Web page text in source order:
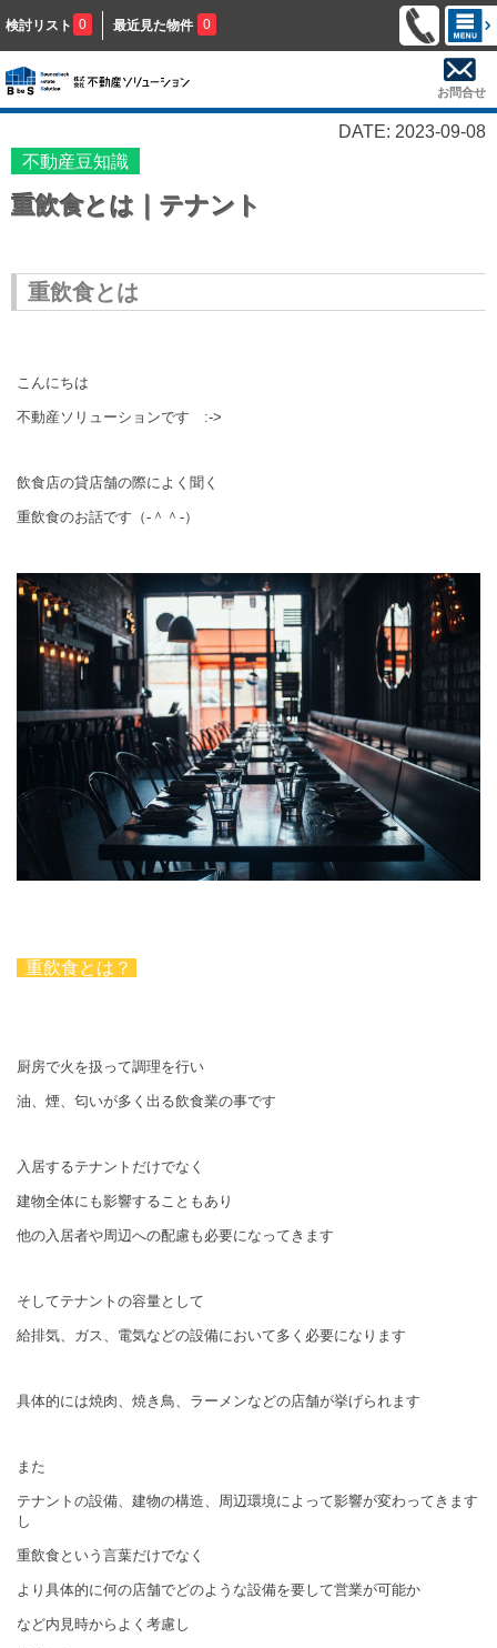
検討リスト 0 最近見た物件 0
お問合せ
DATE: 2023-09-08
不動産豆知識
重飲食とは｜テナント
重飲食とは
こんにちは
不動産ソリューションです :->
飲食店の貸店舗の際によく聞く
重飲食のお話です（‐＾＾‐）
重飲食とは？
厨房で火を扱って調理を行い
油、煙、匂いが多く出る飲食業の事です
入居するテナントだけでなく
建物全体にも影響することもあり
他の入居者や周辺への配慮も必要になってきます
そしてテナントの容量として
給排気、ガス、電気などの設備において多く必要になります
具体的には焼肉、焼き鳥、ラーメンなどの店舗が挙げられます
また
テナントの設備、建物の構造、周辺環境によって影響が変わってきます
し
重飲食という言葉だけでなく
より具体的に何の店舗でどのような設備を要して営業が可能か
など内見時からよく考慮し